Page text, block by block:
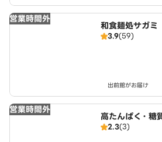
営業時間外
和食麺処サガ
3.9(59)
出前館がお届け
営業時間外
高たんぱく・
東京鶏飯食堂
2.3(3)